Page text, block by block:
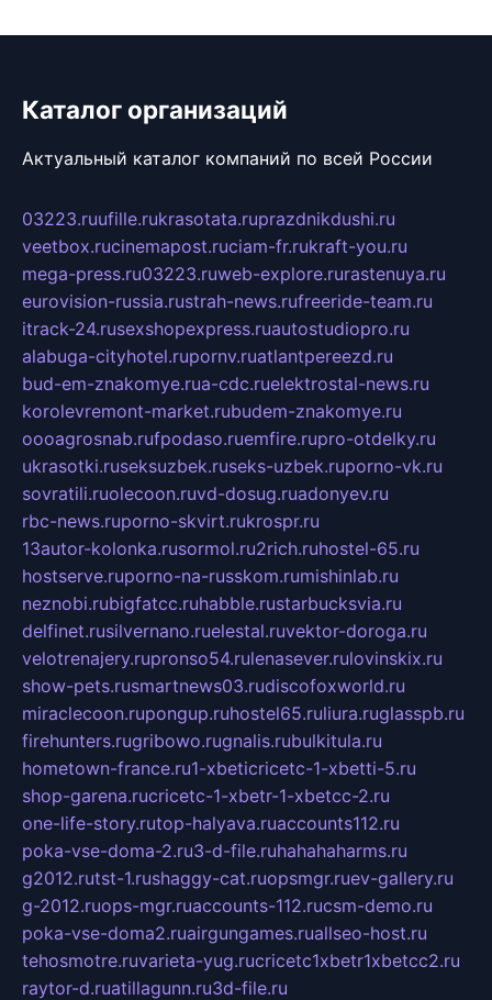
Каталог организаций
Актуальный каталог компаний по всей России
03223.ruufille.rukrasotata.ruprazdnikdushi.ru
veetbox.rucinemapost.ruciam-fr.rukraft-you.ru
mega-press.ru03223.ruweb-explore.rurastenuya.ru
eurovision-russia.rustrah-news.rufreeride-team.ru
itrack-24.rusexshopexpress.ruautostudiopro.ru
alabuga-cityhotel.rupornv.ruatlantpereezd.ru
bud-em-znakomye.rua-cdc.ruelektrostal-news.ru
korolevremont-market.rubudem-znakomye.ru
oooagrosnab.rufpodaso.ruemfire.rupro-otdelky.ru
ukrasotki.ruseksuzbek.ruseks-uzbek.ruporno-vk.ru
sovratili.ruolecoon.ruvd-dosug.ruadonyev.ru
rbc-news.ruporno-skvirt.rukrospr.ru
13autor-kolonka.rusormol.ru2rich.ruhostel-65.ru
hostserve.ruporno-na-russkom.rumishinlab.ru
neznobi.rubigfatcc.ruhabble.rustarbucksvia.ru
delfinet.rusilvernano.ruelestal.ruvektor-doroga.ru
velotrenajery.rupronso54.rulenasever.rulovinskix.ru
show-pets.rusmartnews03.rudiscofoxworld.ru
miraclecoon.rupongup.ruhostel65.ruliura.ruglasspb.ru
firehunters.rugribowo.rugnalis.rubulkitula.ru
hometown-france.ru1-xbeticricetc-1-xbetti-5.ru
shop-garena.rucricetc-1-xbetr-1-xbetcc-2.ru
one-life-story.rutop-halyava.ruaccounts112.ru
poka-vse-doma-2.ru3-d-file.ruhahahaharms.ru
g2012.rutst-1.rushaggy-cat.ruopsmgr.ruev-gallery.ru
g-2012.ruops-mgr.ruaccounts-112.rucsm-demo.ru
poka-vse-doma2.ruairgungames.ruallseo-host.ru
tehosmotre.ruvarieta-yug.rucricetc1xbetr1xbetcc2.ru
raytor-d.ruatillagunn.ru3d-file.ru